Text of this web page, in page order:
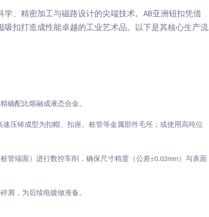
、精密加工与磁路设计的尖端技术。 AB亚洲钮扣凭借
扣打造成性能卓越的工业艺术品。以下是其核心生产流
确配比熔融成液态合金。
压铸成型为扣帽、扣座、桩管等金属部件毛坯；或使用高吨位
管端面）进行数控车削，确保尺寸精度（公差±0.02mm）与表面
屑，为后续电镀做准备。